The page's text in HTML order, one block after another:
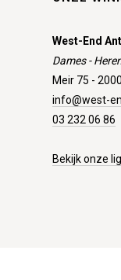
West-End
Dames -
Meir 75 -
info@west-
03 232 06 86
Bekijk onze